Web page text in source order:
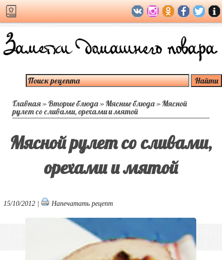
Главная»Вторые блюда»Мясные блюда»Мясной
рулет со сливами, орехами и мятой
Мясной рулет со сливами,
орехами и мятой
15/10/2012 | Напечатать рецепт